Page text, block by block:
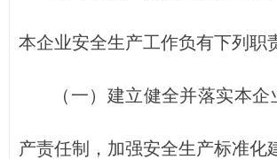
本企业安全生产工作负有下列职
（一）建立健全并落实本企
产责任制，加强安全生产标准化